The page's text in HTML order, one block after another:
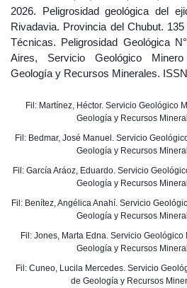
2026. Peligrosidad geológica del
Rivadavia. Provincia del Chubut.
Técnicas. Peligrosidad Geológica
Aires, Servicio Geológico
Geología y Recursos Minerales.
Fil: Martínez, Héctor. Servicio Geológico
Geología y Recursos
Fil: Bedmar, José Manuel. Servicio
Geología y Recursos
Fil: García Aráoz, Eduardo. Servicio
Geología y Recursos
Fil: Benítez, Angélica Anahí. Servicio
Geología y Recursos
Fil: Jones, Marta Edna. Servicio Geológico
Geología y Recursos
Fil: Cuneo, Lucila Mercedes. Servicio
de Geología y Recursos